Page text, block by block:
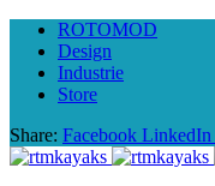
ROTOMOD
Design
Industrie
Store
Share: Facebook LinkedIn